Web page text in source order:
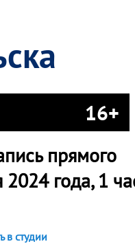
16+
прямого
года, 1
в студии